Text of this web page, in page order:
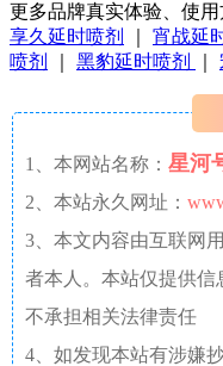
更多品牌真实体验、使
享久延时喷剂
宵战延
喷剂
黑豹延时喷剂
1、本网站名称： 星河
2、本站永久网址：
3、本文内容由互联网
者本人。本站仅提供信
不承担相关法律责任
4、如发现本站有涉嫌